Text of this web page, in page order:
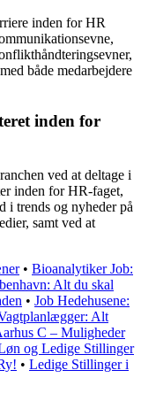
inden for HR
både medarbejdere
inden for
ved at deltage i
inden for HR-faget,
i trends og nyheder på
samt ved at
• Bioanalytiker Job:
Alt du skal
• Job Hedehusene:
Alt
C – Muligheder
og Ledige Stillinger
• Ledige Stillinger i